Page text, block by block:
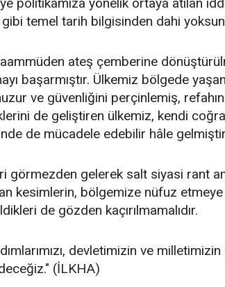
gibi temel tarih bilgisinden dahi
ateş çemberine
başarmıştır. Ülkemiz bölgede
ve güvenliğini perçinlemiş,
de geliştiren ülkemiz, kendi
de mücadele edebilir hâle
görmezden gelerek salt siyasi rant
kesimlerin, bölgemize nüfuz
de gözden kaçırılmamalıdır.
devletimizin ve
(İLKHA)